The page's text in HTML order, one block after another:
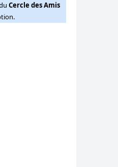
Cercle des Amis